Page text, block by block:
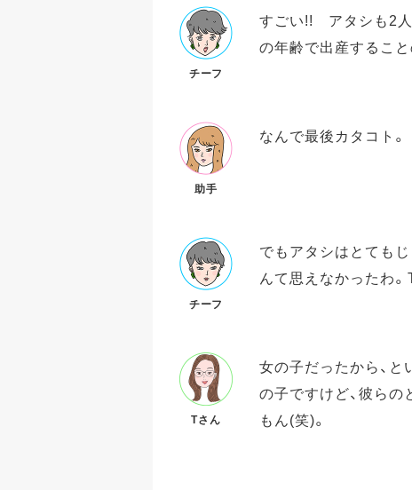
チーフ
すごい!! アタシも2人
の年齢で出産するこ
助手
なんで最後カタコト。
チーフ
でもアタシはとても
んて思えなかったわ
Tさん
女の子だったから、
の子ですけど、彼ら
もん(笑)。